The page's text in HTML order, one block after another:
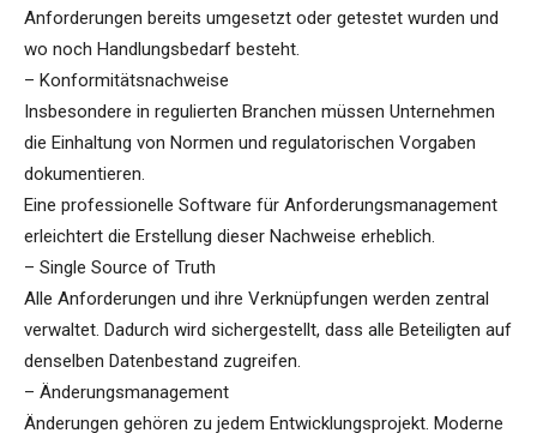
Anforderungen bereits umgesetzt oder getestet wurden und
wo noch Handlungsbedarf besteht.
– Konformitätsnachweise
Insbesondere in regulierten Branchen müssen Unternehmen
die Einhaltung von Normen und regulatorischen Vorgaben
dokumentieren.
Eine professionelle Software für Anforderungsmanagement
erleichtert die Erstellung dieser Nachweise erheblich.
– Single Source of Truth
Alle Anforderungen und ihre Verknüpfungen werden zentral
verwaltet. Dadurch wird sichergestellt, dass alle Beteiligten auf
denselben Datenbestand zugreifen.
– Änderungsmanagement
Änderungen gehören zu jedem Entwicklungsprojekt. Moderne